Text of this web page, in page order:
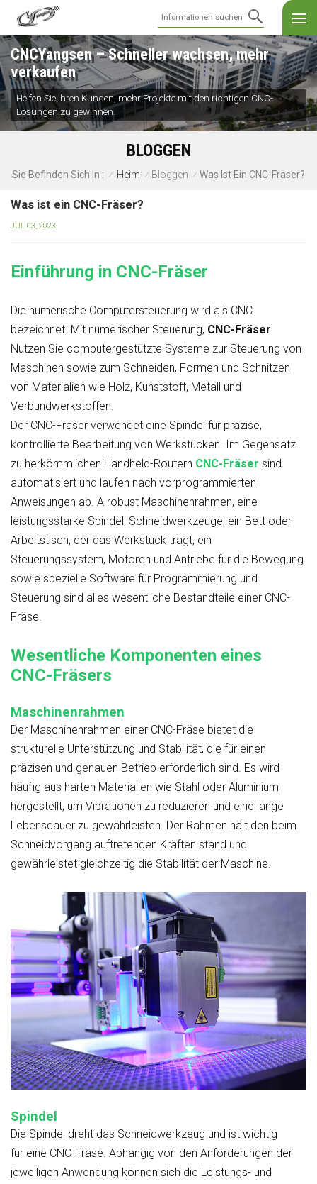
CNCYangsen – Schneller wachsen, mehr
verkaufen
Helfen Sie Ihren Kunden, mehr Projekte mit den richtigen CNC-
Lösungen zu gewinnen.
BLOGGEN
Sie Befinden Sich In : / Heim / Bloggen / Was Ist Ein CNC-Fräser?
Was ist ein CNC-Fräser?
JUL 03, 2023
Einführung in CNC-Fräser
Die numerische Computersteuerung wird als CNC
bezeichnet. Mit numerischer Steuerung, CNC-Fräser
Nutzen Sie computergestützte Systeme zur Steuerung von
Maschinen sowie zum Schneiden, Formen und Schnitzen
von Materialien wie Holz, Kunststoff, Metall und
Verbundwerkstoffen.
Der CNC-Fräser verwendet eine Spindel für präzise,
kontrollierte Bearbeitung von Werkstücken. Im Gegensatz
zu herkömmlichen Handheld-Routern CNC-Fräser sind
automatisiert und laufen nach vorprogrammierten
Anweisungen ab. A robust Maschinenrahmen, eine
leistungsstarke Spindel, Schneidwerkzeuge, ein Bett oder
Arbeitstisch, der das Werkstück trägt, ein
Steuerungssystem, Motoren und Antriebe für die Bewegung
sowie spezielle Software für Programmierung und
Steuerung sind alles wesentliche Bestandteile einer CNC-
Fräse.
Wesentliche Komponenten eines
CNC-Fräsers
Maschinenrahmen
Der Maschinenrahmen einer CNC-Fräse bietet die
strukturelle Unterstützung und Stabilität, die für einen
präzisen und genauen Betrieb erforderlich sind. Es wird
häufig aus harten Materialien wie Stahl oder Aluminium
hergestellt, um Vibrationen zu reduzieren und eine lange
Lebensdauer zu gewährleisten. Der Rahmen hält den beim
Schneidvorgang auftretenden Kräften stand und
gewährleistet gleichzeitig die Stabilität der Maschine.
Spindel
Die Spindel dreht das Schneidwerkzeug und ist wichtig
für eine CNC-Fräse. Abhängig von den Anforderungen der
jeweiligen Anwendung können sich die Leistungs- und